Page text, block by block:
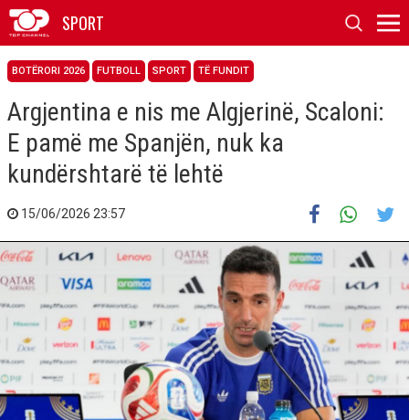
SPORT
BOTËRORI 2026 FUTBOLL SPORT TË FUNDIT
Argjentina e nis me Algjerinë, Scaloni:
E pamë me Spanjën, nuk ka
kundërshtarë të lehtë
15/06/2026 23:57